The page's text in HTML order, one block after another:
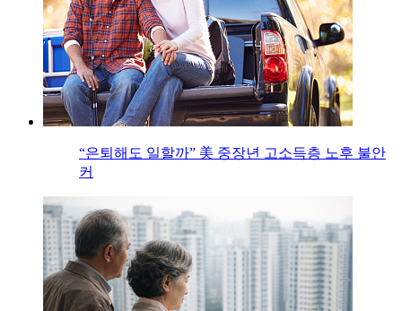
“은퇴해도 일할까” 美 중장년 고소득층 노후 불안
커